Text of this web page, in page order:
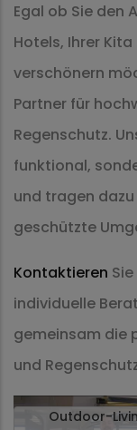
Egal ob Sie den
Hotels, Ihrer
verschönern
Partner für
Regenschutz.
funktional,
und tragen
geschützte
Kontaktieren
individuelle
gemeinsam die
und
Outdoor-